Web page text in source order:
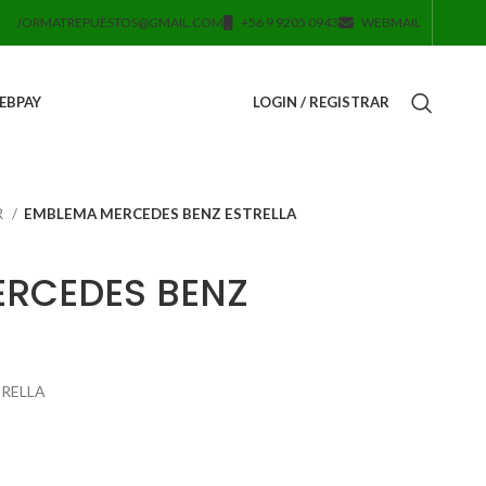
JORMATREPUESTOS@GMAIL.COM +56 9 9205 0943 WEBMAIL
LOGIN / REGISTRAR
EMBLEMA MERCEDES BENZ ESTRELLA
BENZ